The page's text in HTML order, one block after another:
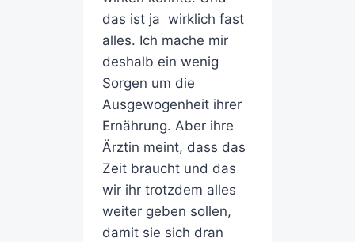
das ist ja wirklich fast
alles. Ich mache mir
deshalb ein wenig
Sorgen um die
Ausgewogenheit ihrer
Ernährung. Aber ihre
Ärztin meint, dass das
Zeit braucht und das
wir ihr trotzdem alles
weiter geben sollen,
damit sie sich dran